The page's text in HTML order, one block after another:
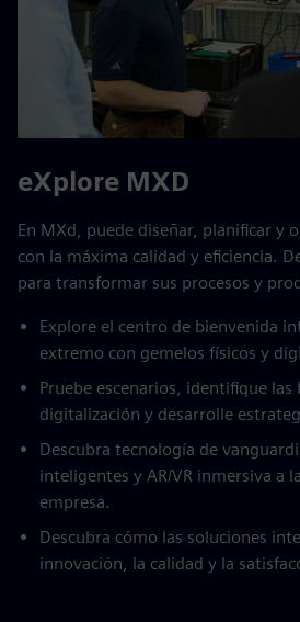
eXplore MXD
En MXd, puede diseñar, planificar y
con la máxima calidad y eficiencia.
para transformar sus procesos y
Explore el centro de bienvenida
extremo con gemelos físicos y
Pruebe escenarios, identifique las
digitalización y desarrolle
Descubra tecnología de
inteligentes y AR/VR inmersiva a
empresa.
Descubra cómo las soluciones
innovación, la calidad y la